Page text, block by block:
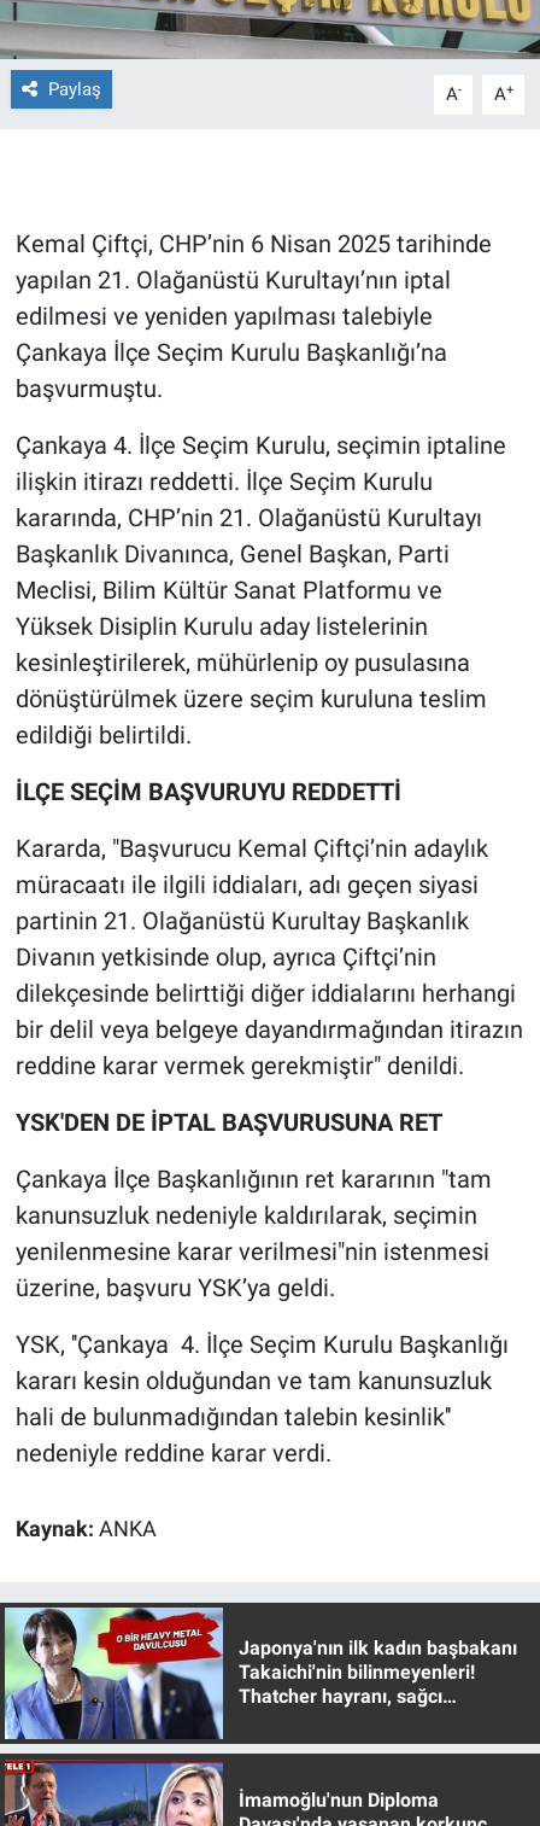
Paylaş A- A+
Kemal Çiftçi, CHP’nin 6 Nisan 2025 tarihinde
yapılan 21. Olağanüstü Kurultayı’nın iptal
edilmesi ve yeniden yapılması talebiyle
Çankaya İlçe Seçim Kurulu Başkanlığı’na
başvurmuştu.
Çankaya 4. İlçe Seçim Kurulu, seçimin iptaline
ilişkin itirazı reddetti. İlçe Seçim Kurulu
kararında, CHP’nin 21. Olağanüstü Kurultayı
Başkanlık Divanınca, Genel Başkan, Parti
Meclisi, Bilim Kültür Sanat Platformu ve
Yüksek Disiplin Kurulu aday listelerinin
kesinleştirilerek, mühürlenip oy pusulasına
dönüştürülmek üzere seçim kuruluna teslim
edildiği belirtildi.
İLÇE SEÇİM BAŞVURUYU REDDETTİ
Kararda, "Başvurucu Kemal Çiftçi’nin adaylık
müracaatı ile ilgili iddiaları, adı geçen siyasi
partinin 21. Olağanüstü Kurultay Başkanlık
Divanın yetkisinde olup, ayrıca Çiftçi’nin
dilekçesinde belirttiği diğer iddialarını herhangi
bir delil veya belgeye dayandırmağından itirazın
reddine karar vermek gerekmiştir" denildi.
YSK'DEN DE İPTAL BAŞVURUSUNA RET
Çankaya İlçe Başkanlığının ret kararının "tam
kanunsuzluk nedeniyle kaldırılarak, seçimin
yenilenmesine karar verilmesi"nin istenmesi
üzerine, başvuru YSK’ya geldi.
YSK, ''Çankaya 4. İlçe Seçim Kurulu Başkanlığı
kararı kesin olduğundan ve tam kanunsuzluk
hali de bulunmadığından talebin kesinlik''
nedeniyle reddine karar verdi.
Kaynak: ANKA
Japonya'nın ilk kadın başbakanı
Takaichi'nin bilinmeyenleri!
Thatcher hayranı, sağcı
İmamoğlu'nun Diploma
Gerçeğin İzinde
Gün Başlıyor
Gündem Özel
Günün görüntüsü
Haber
İlan
Kimdir
Koronavirüs
Kültür Sanat
Ne demişti
Nedir
Programlar
Spor
Teknoloji
Türkiye'nin Geleceği
Türkiye'nin Gündemi
Yerel Gündem
Yerel Yaşam
Canlı Yayın